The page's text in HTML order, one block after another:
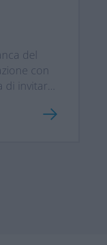
del
con
di invitarti